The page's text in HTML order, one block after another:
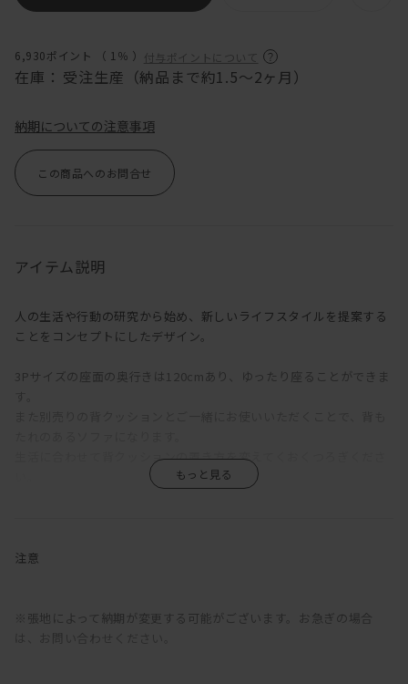
6,930ポイント （ 1％ ） 付与ポイントについて
在庫： 受注生産（納品まで約1.5～2ヶ月）
納期についての注意事項
この商品へのお問合せ
アイテム説明
人の生活や行動の研究から始め、新しいライフスタイルを提案する
ことをコンセプトにしたデザイン。
3Pサイズの座面の奥行きは120cmあり、ゆったり座ることができま
生活に合わせて背クッションの置き方を変えてくおくつろぎくださ
注意
※張地によって納期が変更する可能がございます。お急ぎの場合